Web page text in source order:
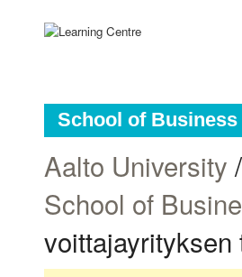
School of
Aalto University /
School of
voittajayrityksen